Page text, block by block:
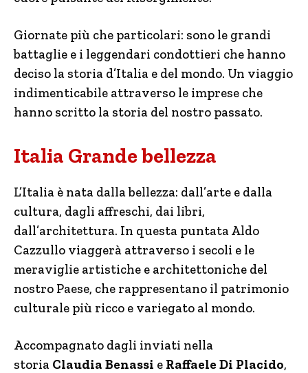
Giornate più che particolari: sono le grandi
battaglie e i leggendari condottieri che hanno
deciso la storia d’Italia e del mondo. Un viaggio
indimenticabile attraverso le imprese che
hanno scritto la storia del nostro passato.
Italia Grande bellezza
L’Italia è nata dalla bellezza: dall’arte e dalla
cultura, dagli affreschi, dai libri,
dall’architettura. In questa puntata Aldo
Cazzullo viaggerà attraverso i secoli e le
meraviglie artistiche e architettoniche del
nostro Paese, che rappresentano il patrimonio
culturale più ricco e variegato al mondo.
Accompagnato dagli inviati nella
storia Claudia Benassi e Raffaele Di Placido,